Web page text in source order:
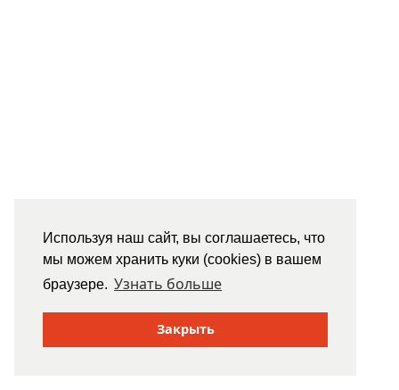
Используя наш сайт, вы соглашаетесь, что
мы можем хранить куки (cookies) в вашем
браузере. Узнать больше
Закрыть